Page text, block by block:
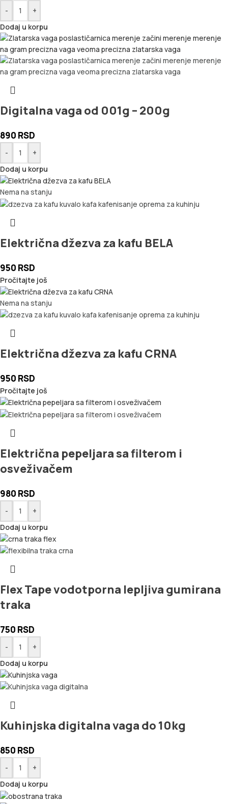
-
+
Dodaj u korpu
Digitalna vaga od 001g – 200g
890 RSD
-
+
Dodaj u korpu
Nema na stanju
Električna džezva za kafu BELA
950 RSD
Pročitajte još
Nema na stanju
Električna džezva za kafu CRNA
950 RSD
Pročitajte još
Električna pepeljara sa filterom i
osveživačem
980 RSD
-
+
Dodaj u korpu
Flex Tape vodotporna lepljiva gumirana
traka
750 RSD
-
+
Dodaj u korpu
Kuhinjska digitalna vaga do 10kg
850 RSD
-
+
Dodaj u korpu